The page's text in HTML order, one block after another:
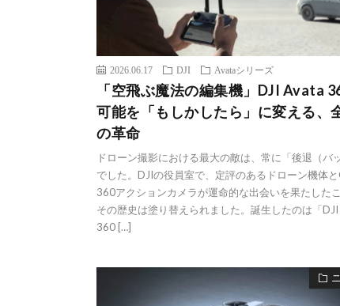
2026.06.17 DJI Avataシリーズ
「空飛ぶ魔法の編集機」DJI Avata
可能を「もしかしたら」に変える、
の革命
ドローン撮影における最大の敵は、常に「後退（バ
でした。DJIの役員室で、定評のあるドローン機体
360アクションカメラが運命的な出会いを果たしたこ
その歴史は塗り替えられました。誕生したのは「
360 […]